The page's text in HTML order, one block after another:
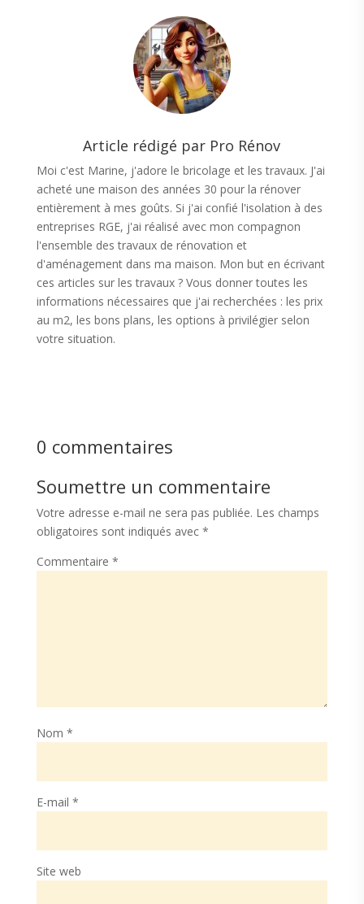
Article rédigé par Pro Rénov
Moi c'est Marine, j'adore le bricolage et les travaux. J'ai
acheté une maison des années 30 pour la rénover
entièrement à mes goûts. Si j'ai confié l'isolation à des
entreprises RGE, j'ai réalisé avec mon compagnon
l'ensemble des travaux de rénovation et
d'aménagement dans ma maison. Mon but en écrivant
ces articles sur les travaux ? Vous donner toutes les
informations nécessaires que j'ai recherchées : les prix
au m2, les bons plans, les options à privilégier selon
votre situation.
0 commentaires
Soumettre un commentaire
Votre adresse e-mail ne sera pas publiée. Les champs
obligatoires sont indiqués avec *
Commentaire *
Nom *
E-mail *
Site web